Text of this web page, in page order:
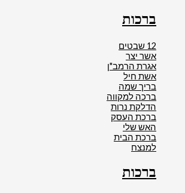
ברכות
12 שבטים
אשר יצר
אגרת הרמב"ן
אשת חיל
בריך שמה
ברכה למקווה
הדלקת נרות
ברכת העסק
האש שלי
ברכת הבית
למנצח
ברכות